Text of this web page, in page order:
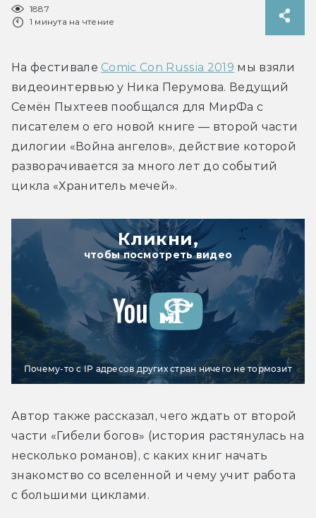
1887
1 минута на чтение
На фестивале Comic Con Russia 2019 мы взяли
видеоинтервью у Ника Перумова. Ведущий
Семён Пыхтеев пообщался для МирФа с
писателем о его новой книге — второй части
дилогии «Война ангелов», действие которой
разворачивается за много лет до событий
цикла «Хранитель мечей».
Кликни,
чтобы посмотреть видео
Почему-то с IP адресов других стран ничего не тормозит
Автор также рассказал, чего ждать от второй
части «Гибели богов» (история растянулась на
несколько романов), с каких книг начать
знакомство со вселенной и чему учит работа
с большими циклами.